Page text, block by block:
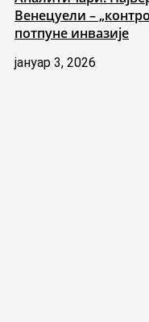
Венецуели –
потпуне инвазије
јануар 3, 2026